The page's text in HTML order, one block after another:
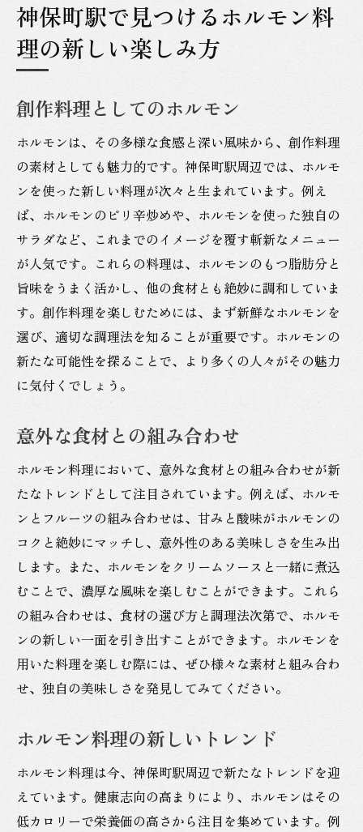
神保町駅で見つけるホルモン料
理の新しい楽しみ方
創作料理としてのホルモン
ホルモンは、その多様な食感と深い風味から、創作料理
の素材としても魅力的です。神保町駅周辺では、ホルモ
ンを使った新しい料理が次々と生まれています。例え
ば、ホルモンのピリ辛炒めや、ホルモンを使った独自の
サラダなど、これまでのイメージを覆す斬新なメニュー
が人気です。これらの料理は、ホルモンのもつ脂肪分と
旨味をうまく活かし、他の食材とも絶妙に調和していま
す。創作料理を楽しむためには、まず新鮮なホルモンを
選び、適切な調理法を知ることが重要です。ホルモンの
新たな可能性を探ることで、より多くの人々がその魅力
に気付くでしょう。
意外な食材との組み合わせ
ホルモン料理において、意外な食材との組み合わせが新
たなトレンドとして注目されています。例えば、ホルモ
ンとフルーツの組み合わせは、甘みと酸味がホルモンの
コクと絶妙にマッチし、意外性のある美味しさを生み出
します。また、ホルモンをクリームソースと一緒に煮込
むことで、濃厚な風味を楽しむことができます。これら
の組み合わせは、食材の選び方と調理法次第で、ホルモ
ンの新しい一面を引き出すことができます。ホルモンを
用いた料理を楽しむ際には、ぜひ様々な素材と組み合わ
せ、独自の美味しさを発見してみてください。
ホルモン料理の新しいトレンド
ホルモン料理は今、神保町駅周辺で新たなトレンドを迎
えています。健康志向の高まりにより、ホルモンはその
低カロリーで栄養価の高さから注目を集めています。例